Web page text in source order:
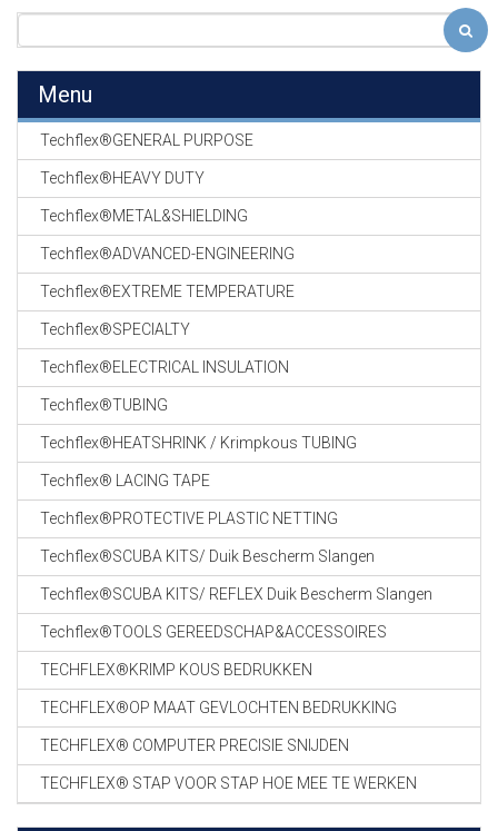
Menu
Techflex®GENERAL PURPOSE
Techflex®HEAVY DUTY
Techflex®METAL&SHIELDING
Techflex®ADVANCED-ENGINEERING
Techflex®EXTREME TEMPERATURE
Techflex®SPECIALTY
Techflex®ELECTRICAL INSULATION
Techflex®TUBING
Techflex®HEATSHRINK / Krimpkous TUBING
Techflex® LACING TAPE
Techflex®PROTECTIVE PLASTIC NETTING
Techflex®SCUBA KITS/ Duik Bescherm Slangen
Techflex®SCUBA KITS/ REFLEX Duik Bescherm Slangen
Techflex®TOOLS GEREEDSCHAP&ACCESSOIRES
TECHFLEX®KRIMP KOUS BEDRUKKEN
TECHFLEX®OP MAAT GEVLOCHTEN BEDRUKKING
TECHFLEX® COMPUTER PRECISIE SNIJDEN
TECHFLEX® STAP VOOR STAP HOE MEE TE WERKEN